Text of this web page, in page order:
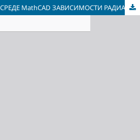
МОДЕЛИРОВАНИЕ В СРЕДЕ MathCAD ЗАВИСИМОСТИ РАДИАЦИОННОЙ ЧУВСТВИТЕЛЬНОСТИ ПЛАНАРНЫХ КРЕМНИЕВЫХ npn СТРУКТУР ОТ КОНЦЕНТРАЦИИ ИЗОВАЛЕНТНОЙ ПРИМЕСИ(Ge) И ДОЗЫ α-ОБЛУЧЕНИЯ